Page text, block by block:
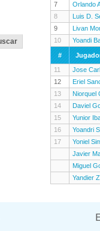
7
Orlando
8
Luis D.
9
Livan
10
Yoandi
#
11
Jose
12
Eriel
13
Niorquel
14
Daviel
15
Yunior
16
Yoandri
17
Yoniel
Javier
Miguel
Yandier